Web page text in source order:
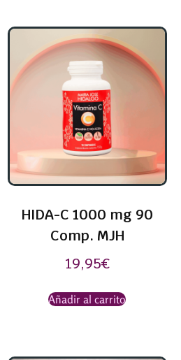
HIDA-C 1000 mg 90
Comp. MJH
19,95€
Añadir al carrito